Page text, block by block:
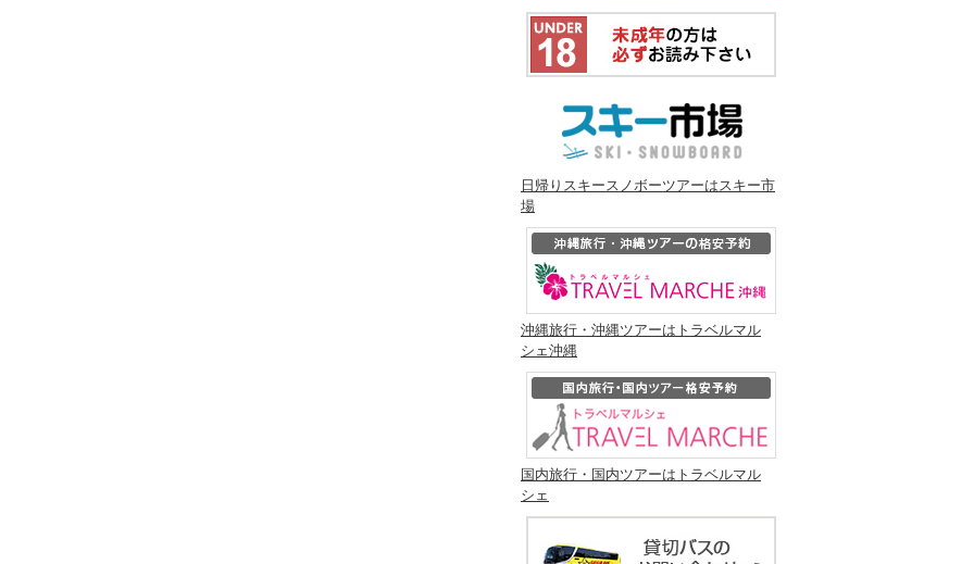
日帰りスキースノボーツアーはスキー市
場
沖縄旅行・沖縄ツアーはトラベルマル
シェ沖縄
国内旅行・国内ツアーはトラベルマル
シェ